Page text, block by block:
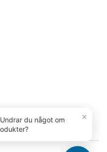
du något om
×